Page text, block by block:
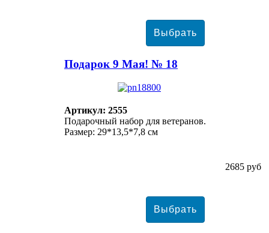
Подарок 9 Мая! № 18
Артикул: 2555
Подарочный набор для ветеранов.
Размер: 29*13,5*7,8 см
2685 руб